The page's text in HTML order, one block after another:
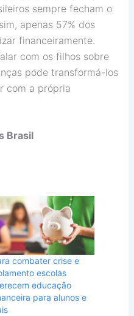
sempre fecham o
apenas 57% dos
financeiramente.
com os filhos sobre
pode transformá-los
com a própria
Brasil
combater crise e
escolas
educação
para alunos e